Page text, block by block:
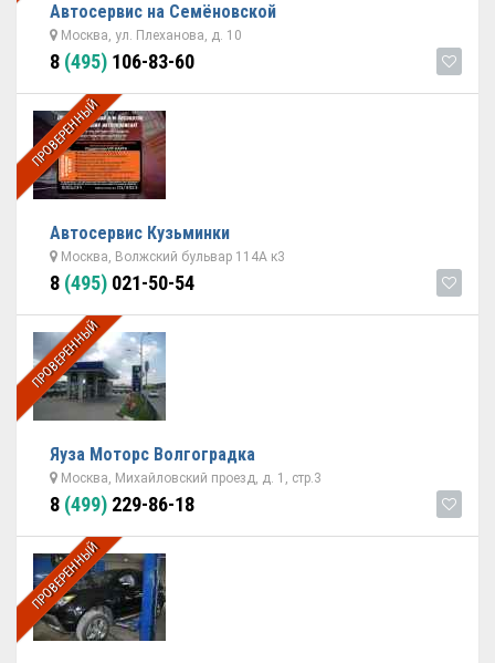
Автосервис на Семёновской
Москва, ул. Плеханова, д. 10
8 (495) 106-83-60
ПРОВЕРЕННЫЙ
Автосервис Кузьминки
Москва, Волжский бульвар 114А к3
8 (495) 021-50-54
ПРОВЕРЕННЫЙ
Яуза Моторс Волгоградка
Москва, Михайловский проезд, д. 1, стр.3
8 (499) 229-86-18
ПРОВЕРЕННЫЙ